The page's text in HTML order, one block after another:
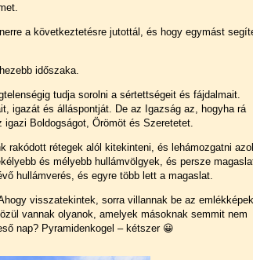
a következtetésre jutottál, és hogy egymást
időszaka.
tudja sorolni a sértettségeit és fájdalmait.
igazát és álláspontját. De az Igazság az, hogyha rá
Boldogságot, Örömöt és Szeretetet.
rakódott rétegek alól kitekinteni, és lehámozgatni
és mélyebb hullámvölgyek, és persze
hullámverés, és egyre több lett a magaslat.
visszatekintek, sorra villannak be az emlékképek.
vannak olyanok, amelyek másoknak semmit nem
nap? Pyramidenkogel – kétszer 😀